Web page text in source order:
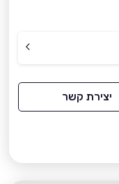
יצירת קשר